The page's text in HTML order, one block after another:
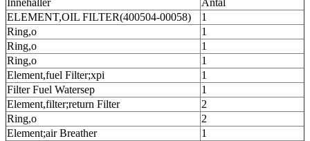
Innehåller
Antal
ELEMENT,OIL FILTER(400504-00058)
1
Ring,o
1
Ring,o
1
Ring,o
1
Element,fuel Filter;xpi
1
Filter Fuel Watersep
1
Element,filter;return Filter
2
Ring,o
2
Element;air Breather
1